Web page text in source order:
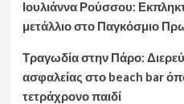
Ιουλιάννα Ρούσσου:
μετάλλιο στο Παγκόσμιο
Τραγωδία στην Πάρο:
ασφαλείας στο beach bar
τετράχρονο παιδί